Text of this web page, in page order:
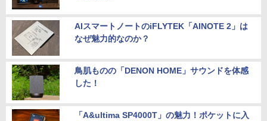
AIスマートノートのiFLYTEK「AINOTE 2」は
なぜ魅力的なのか？
鳥肌ものの「DENON HOME」サウンドを体感
した！
「A&ultima SP4000T」の魅力！ポケットに入